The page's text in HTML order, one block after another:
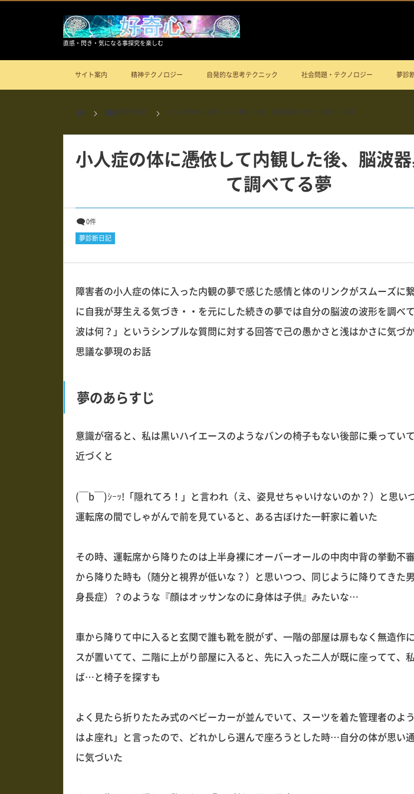
直感・閃き・気になる事探究を楽しむ
サイト案内 精神テクノロジー 自発的な思考テクニック 社会問題・テクノロジー 夢診
夢診断日記 小人症の体に憑依して内観した後、脳波器具を使って調べてる夢
小人症の体に憑依して内観した後、脳波
て調べてる夢
0件
夢診断日記
障害者の小人症の体に入った内観の夢で感じた感情と体のリンクがスムーズに
に自我が芽生える気づき・・を元にした続きの夢では自分の脳波の波形を調べ
波は何？」というシンプルな質問に対する回答で己の愚かさと浅はかさに気づ
思議な夢現のお話
夢のあらすじ
意識が宿ると、私は黒いハイエースのようなバンの椅子もない後部に乗ってい
近づくと
(￣b￣)ｼｰｯ!「隠れてろ！」と言われ（え、姿見せちゃいけないのか？）と思い
運転席の間でしゃがんで前を見ていると、ある古ぼけた一軒家に着いた
その時、運転席から降りたのは上半身裸にオーバーオールの中肉中背の挙動不
から降りた時も（随分と視界が低いな？）と思いつつ、同じように降りてきた
身長症）？のような『顔はオッサンなのに身体は子供』みたいな…
車から降りて中に入ると玄関で誰も靴を脱がず、一階の部屋は扉もなく無造作
スが置いてて、二階に上がり部屋に入ると、先に入った二人が既に座ってて、
ば…と椅子を探すも
よく見たら折りたたみ式のベビーカーが並んでいて、スーツを着た管理者のよ
はよ座れ」と言ったので、どれかしら選んで座ろうとした時…自分の体が思い
に気づいた